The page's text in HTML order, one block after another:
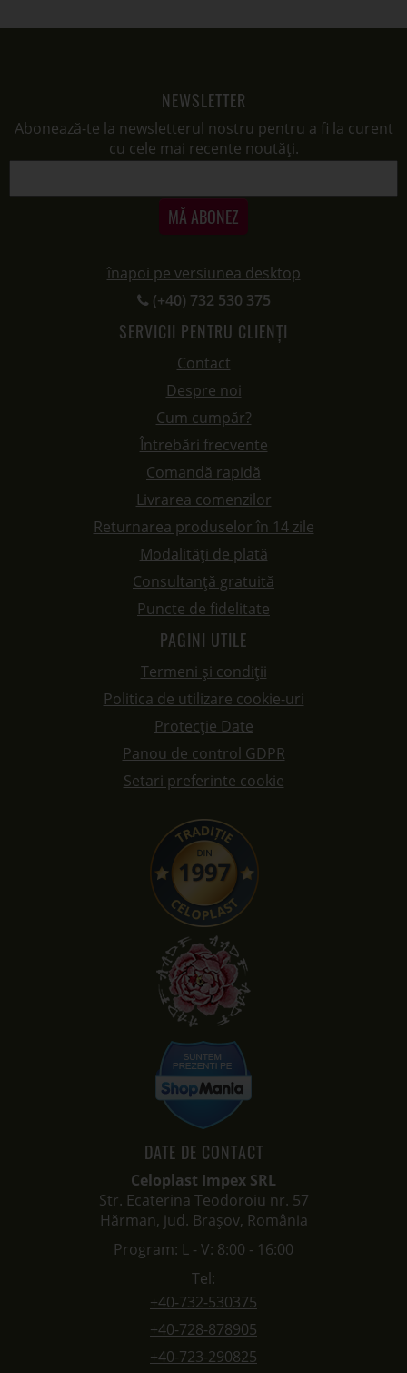
NEWSLETTER
Abonează-te la newsletterul nostru pentru a fi la curent
cu cele mai recente noutăți.
MĂ ABONEZ
înapoi pe versiunea desktop
(+40) 732 530 375
SERVICII PENTRU CLIENȚI
Contact
Despre noi
Cum cumpăr?
Întrebări frecvente
Comandă rapidă
Livrarea comenzilor
Returnarea produselor în 14 zile
Modalități de plată
Consultanță gratuită
Puncte de fidelitate
PAGINI UTILE
Termeni și condiții
Politica de utilizare cookie-uri
Protecție Date
Panou de control GDPR
Setari preferinte cookie
DATE DE CONTACT
Celoplast Impex SRL
Str. Ecaterina Teodoroiu nr. 57
Hărman, jud. Brașov, România
Program: L - V: 8:00 - 16:00
Tel:
+40-732-530375
+40-728-878905
+40-723-290825